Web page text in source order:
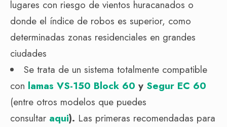
lugares con riesgo de vientos huracanados o
donde el índice de robos es superior, como
determinadas zonas residenciales en grandes
ciudades
Se trata de un sistema totalmente compatible
con lamas VS-150 Block 60 y Segur EC 60
(entre otros modelos que puedes
consultar aqui). Las primeras recomendadas para